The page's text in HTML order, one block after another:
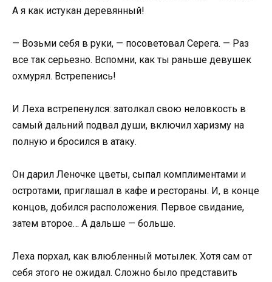
А я как истукан деревянный!
— Возьми себя в руки, — посоветовал Серега. — Раз
все так серьезно. Вспомни, как ты раньше девушек
охмурял. Встрепенись!
И Леха встрепенулся: затолкал свою неловкость в
самый дальний подвал души, включил харизму на
полную и бросился в атаку.
Он дарил Леночке цветы, сыпал комплиментами и
остротами, приглашал в кафе и рестораны. И, в конце
концов, добился расположения. Первое свидание,
затем второе… А дальше — больше.
Леха порхал, как влюбленный мотылек. Хотя сам от
себя этого не ожидал. Сложно было представить